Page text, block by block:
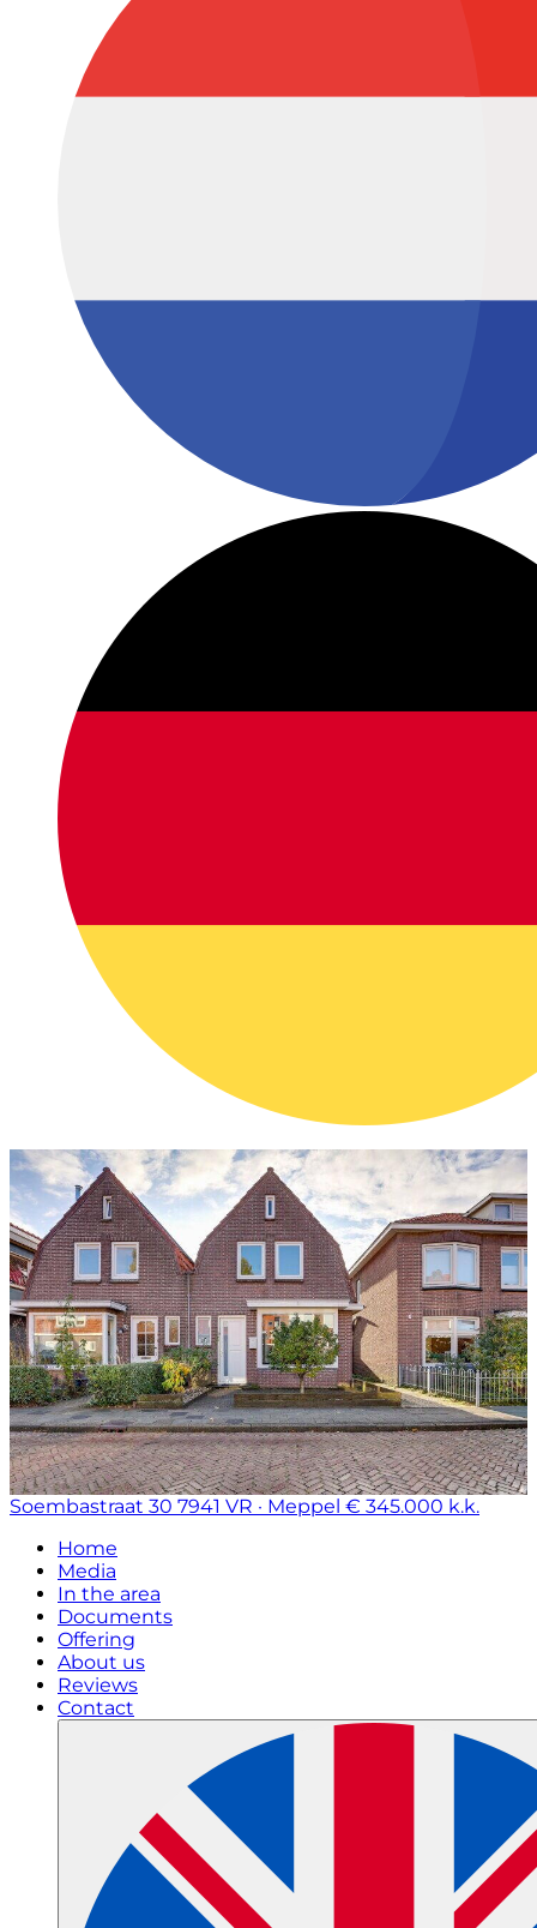
Soembastraat 30 7941 VR · Meppel € 345.000 k.k.
Home
Media
In the area
Documents
Offering
About us
Reviews
Contact